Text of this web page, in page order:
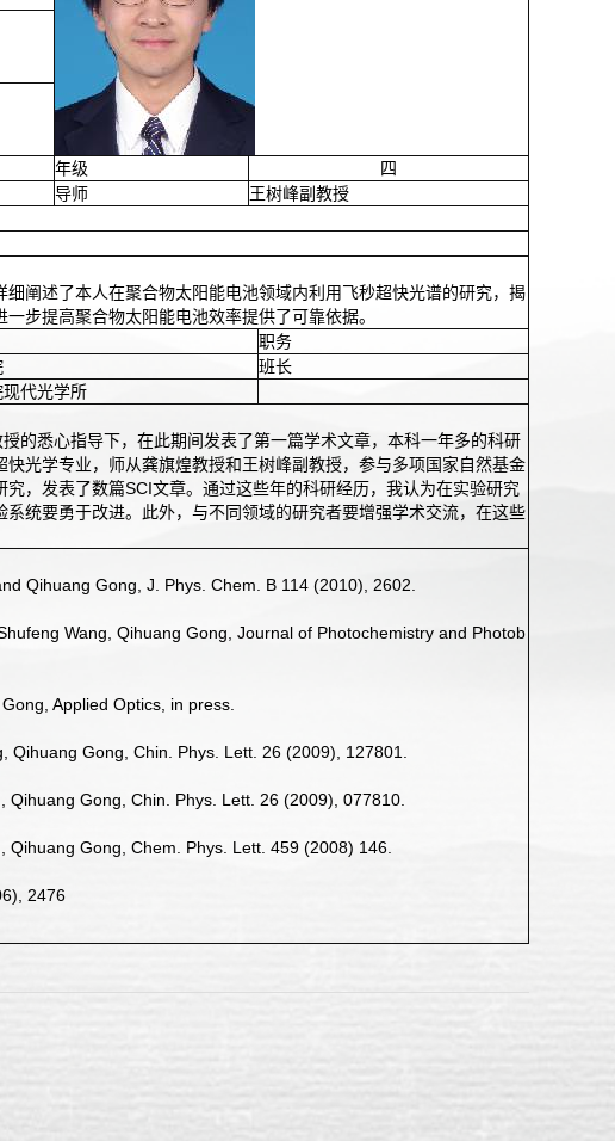
年级
四
导师
王树峰副教授
阐述了本人在聚合物太阳能电池领域内利用飞秒超快光谱的研究，揭
步提高聚合物太阳能电池效率提供了可靠依据。
职务
班长
代光学所
的悉心指导下，在此期间发表了第一篇学术文章，本科一年多的科研
光学专业，师从龚旗煌教授和王树峰副教授，参与多项国家自然基金
，发表了数篇SCI文章。通过这些年的科研经历，我认为在实验研究
统要勇于改进。此外，与不同领域的研究者要增强学术交流，在这些
Qihuang Gong, J. Phys. Chem. B 114 (2010), 2602.
Wang, Qihuang Gong, Journal of Photochemistry and Photob
Applied Optics, in press.
Gong, Chin. Phys. Lett. 26 (2009), 127801.
Gong, Chin. Phys. Lett. 26 (2009), 077810.
Gong, Chem. Phys. Lett. 459 (2008) 146.
2476